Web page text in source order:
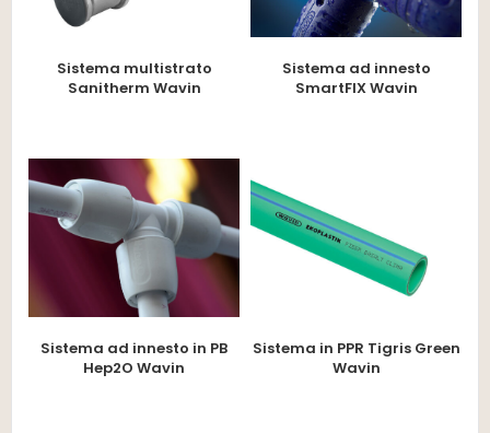
Sistema multistrato
Sanitherm Wavin
Sistema ad innesto
SmartFIX Wavin
Sistema ad innesto in PB
Hep2O Wavin
Sistema in PPR Tigris Green
Wavin